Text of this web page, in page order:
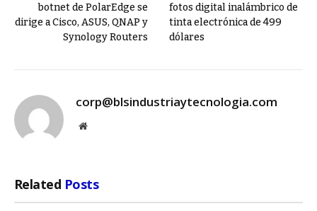
botnet de PolarEdge se
dirige a Cisco, ASUS, QNAP y
Synology Routers
fotos digital inalámbrico de
tinta electrónica de 499
dólares
corp@blsindustriaytecnologia.com
Website
Related Posts